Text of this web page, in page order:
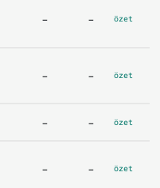
- - özet
- - özet
- - özet
- - özet